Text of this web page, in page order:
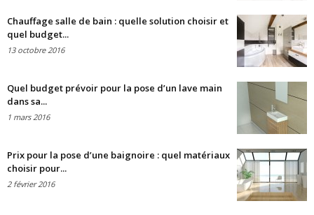
Chauffage salle de bain : quelle solution choisir et
quel budget...
13 octobre 2016
Quel budget prévoir pour la pose d’un lave main
dans sa...
1 mars 2016
Prix pour la pose d’une baignoire : quel matériaux
choisir pour...
2 février 2016